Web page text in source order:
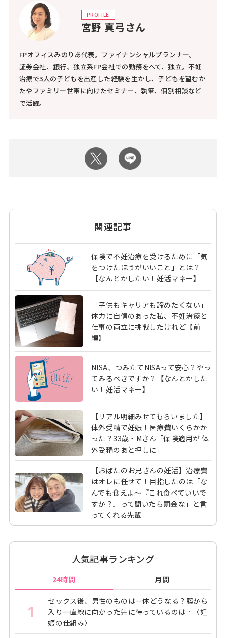
PROFILE
宮野 真弓さん
FPオフィスみのりあ代表。ファイナンシャルプランナー。
証券会社、銀行、独立系FP会社での勤務をへて、独立。不妊
治療で3人の子どもを出産した経験を生かし、子どもを望むか
たやファミリー世帯に向けたセミナー、執筆、個別相談など
で活躍。
関連記事
保険で不妊治療を受けるために「気
をつけたほうがいいこと」とは？
【なんとかしたい！妊活マネー】
「子供もキャリアも諦めたくない」
体力に自信のあった私、不妊治療と
仕事の両立に挑戦したけれど【前
編】
NISA、つみたてNISAって安心？やっ
てみるべきですか？【なんとかした
い！妊活マネー】
【リアル明細みせてもらいました】
体外受精で妊娠！医療費いくらかか
った？33歳・Mさん「保険適用が 体
外受精のあと押しに」
【おばたのお兄さんの妊活】治療費
はオレに任せて！目指したのは「な
んでも食えよ～『これ食べていいで
すか？』って聞いたら罰金な」と言
ってくれる先輩
人気記事ランキング
24時間 月間
1
セックス後、男性のものは一体どうなる？腟から
入り一直線に向かった先に待っているのは…〈妊
娠の仕組み〉